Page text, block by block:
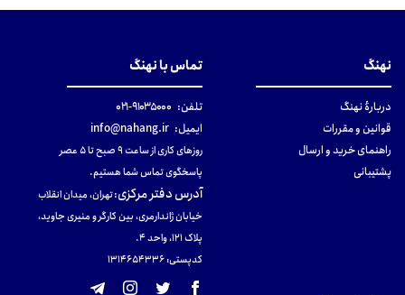
نهنگ
دربارهٔ نهنگ
قوانین و مقررات
راهنمای خرید و ارسال
پشتیبانی
تماس با نهنگ
تلفن: ۹۱۰۳۵۰۰۰-۰۲۱
ایمیل: info@nahang.ir
روزهای کاری از ساعت ۹ صبح تا ۵ عصر
پاسخگوی تماس شما هستیم.
آدرس دفتر مرکزی:تهران، میدان انقلاب
خیابان ژاندارمری، بین کارگر و منیری جاوید،
پلاک 121، واحد ۴.
کدپستی: 131465433۶